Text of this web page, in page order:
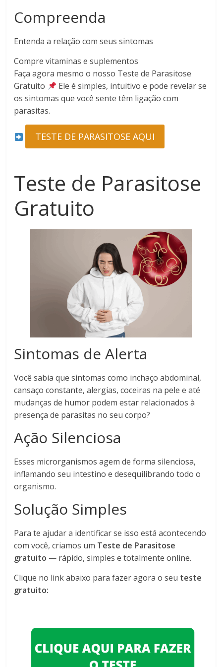
Compreenda
Entenda a relação com seus sintomas
Compre vitaminas e suplementos
Faça agora mesmo o nosso Teste de Parasitose
Gratuito
Ele é simples, intuitivo e pode revelar se
os sintomas que você sente têm ligação com
parasitas.
TESTE DE PARASITOSE AQUI
Teste de Parasitose
Gratuito
Sintomas de Alerta
Você sabia que sintomas como inchaço abdominal,
cansaço constante, alergias, coceiras na pele e até
mudanças de humor podem estar relacionados à
presença de parasitas no seu corpo?
Ação Silenciosa
Esses microrganismos agem de forma silenciosa,
inflamando seu intestino e desequilibrando todo o
organismo.
Solução Simples
Para te ajudar a identificar se isso está acontecendo
com você, criamos um Teste de Parasitose
gratuito — rápido, simples e totalmente online.
Clique no link abaixo para fazer agora o seu teste
gratuito: